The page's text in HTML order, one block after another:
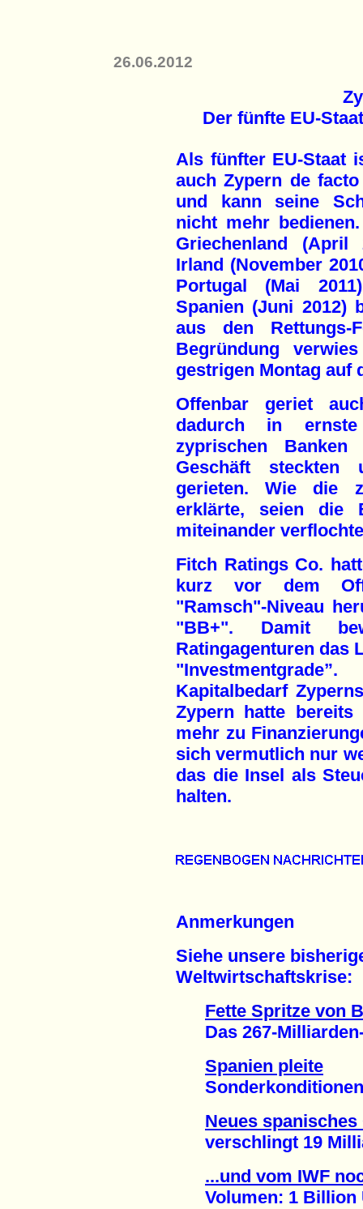
26.06.2012
Der fünfte EU-
Als fünfter EU-Staat
auch Zypern de
und kann seine
nicht mehr
Griechenland (April
Irland (November
Portugal (Mai
Spanien (Juni 2012)
aus den
Begründung
gestrigen Montag auf
Offenbar geriet
dadurch in
zyprischen
Geschäft steckten
gerieten. Wie die
erklärte, seien die
miteinander
Fitch Ratings Co.
kurz vor dem
"Ramsch"-Niveau
"BB+". Damit
Ratingagenturen das
Kapitalbedarf
Zypern hatte bereits
mehr zu
sich vermutlich nur
das die Insel als
halten.
Anmerkungen
Siehe unsere
Weltwirtschaftskrise:
Fette Spritze von
Das 267-Milliarden-
Spanien pleite
Sonderkonditionen
Neues
verschlingt 19
...und vom IWF
Volumen: 1 Billion